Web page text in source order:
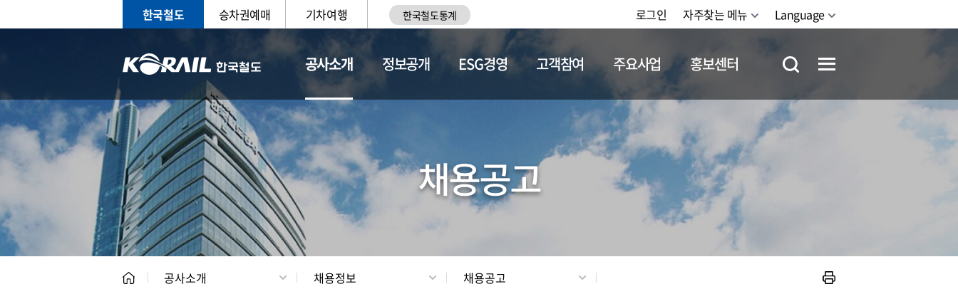
한국철도 승차권예매 기차여행 한국철도통계 로그인 자주찾는 메뉴 Language
공사소개
CEO 일반현황 채용정보
정보공개 ESG경영 고객참여 주요사업 홍보센터
채용공고
공사소개 채용정보 채용공고